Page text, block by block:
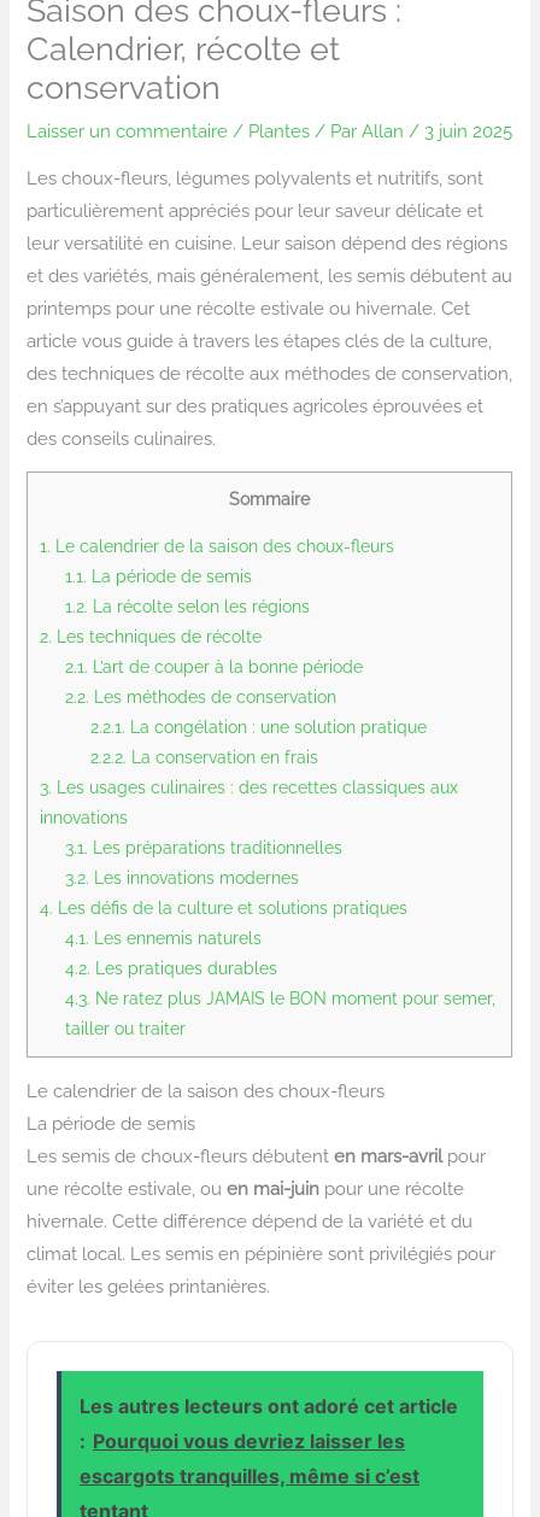
Saison des choux-fleurs :
Calendrier, récolte et
conservation
Laisser un commentaire / Plantes / ParAllan / 3 juin 2025
Les choux-fleurs, légumes polyvalents et nutritifs, sont
particulièrement appréciés pour leur saveur délicate et
leur versatilité en cuisine. Leur saison dépend des régions
et des variétés, mais généralement, les semis débutent au
printemps pour une récolte estivale ou hivernale. Cet
article vous guide à travers les étapes clés de la culture,
des techniques de récolte aux méthodes de conservation,
en s’appuyant sur des pratiques agricoles éprouvées et
des conseils culinaires.
Sommaire
1. Le calendrier de la saison des choux-fleurs
1.1. La période de semis
1.2. La récolte selon les régions
2. Les techniques de récolte
2.1. L’art de couper à la bonne période
2.2. Les méthodes de conservation
2.2.1. La congélation : une solution pratique
2.2.2. La conservation en frais
3. Les usages culinaires : des recettes classiques aux
innovations
3.1. Les préparations traditionnelles
3.2. Les innovations modernes
4. Les défis de la culture et solutions pratiques
4.1. Les ennemis naturels
4.2. Les pratiques durables
4.3. Ne ratez plus JAMAIS le BON moment pour semer,
tailler ou traiter
Le calendrier de la saison des choux-fleurs
La période de semis
Les semis de choux-fleurs débutenten mars-avrilpour
une récolte estivale, ouen mai-juin pour une récolte
hivernale. Cette différence dépend de la variété et du
climat local. Les semis en pépinière sont privilégiés pour
éviter les gelées printanières.
Les autres lecteurs ont adoré cet article
: Pourquoi vous devriez laisser les
escargots tranquilles, même si c’est
tentant